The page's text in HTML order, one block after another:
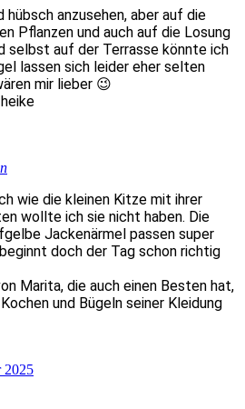
hübsch anzusehen, aber auf die
Pflanzen und auch auf die Losung
selbst auf der Terrasse könnte ich
lassen sich leider eher selten
mir lieber 😉
wie die kleinen Kitze mit ihrer
wollte ich sie nicht haben. Die
Jackenärmel passen super
doch der Tag schon richtig
Marita, die auch einen Besten hat,
und Bügeln seiner Kleidung
2025